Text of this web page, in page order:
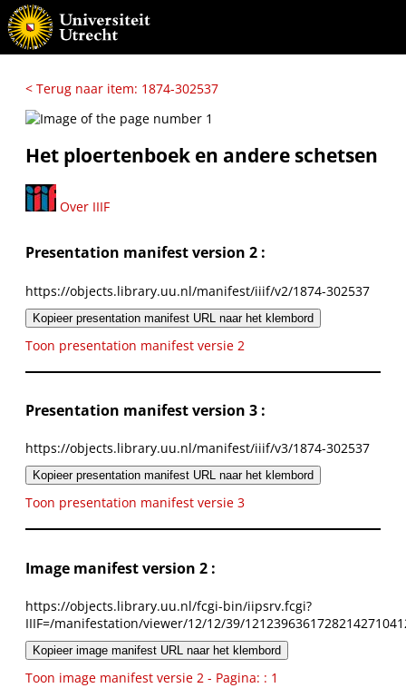
< Terug naar item: 1874-302537
Het ploertenboek en andere schetsen
Over IIIF
Presentation manifest version 2 :
https://objects.library.uu.nl/manifest/iiif/v2/1874-302537
Kopieer presentation manifest URL naar het klembord
Toon presentation manifest versie 2
Presentation manifest version 3 :
https://objects.library.uu.nl/manifest/iiif/v3/1874-302537
Kopieer presentation manifest URL naar het klembord
Toon presentation manifest versie 3
Image manifest version 2 :
https://objects.library.uu.nl/fcgi-bin/iipsrv.fcgi?
IIIF=/manifestation/viewer/12/12/39/
Kopieer image manifest URL naar het klembord
Toon image manifest versie 2 - Pagina: : 1